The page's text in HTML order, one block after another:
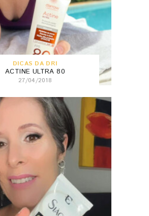
DICAS DA DRI
ACTINE ULTRA 80
27/04/2018